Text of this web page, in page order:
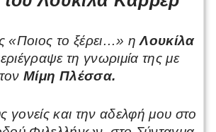
«Ποιος το ξέρει…» ηΛουκίλα
τη γνωριμία της με
τονΜίμη Πλέσσα.
γονείς και την αδελφή μου στο